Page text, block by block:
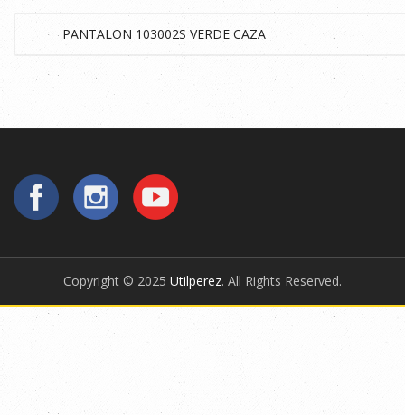
Copyright © 2025 Utilperez. All Rights Reserved.